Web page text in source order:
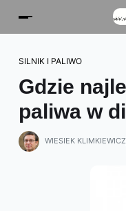
SILNIK I PALIWO
Gdzie
paliwa w
WIESIEK KLIMKIEWICZ